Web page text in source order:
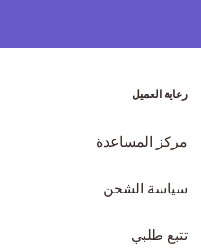
رعاية العميل
مركز المساعدة
سياسة الشحن
تتبع طلبي